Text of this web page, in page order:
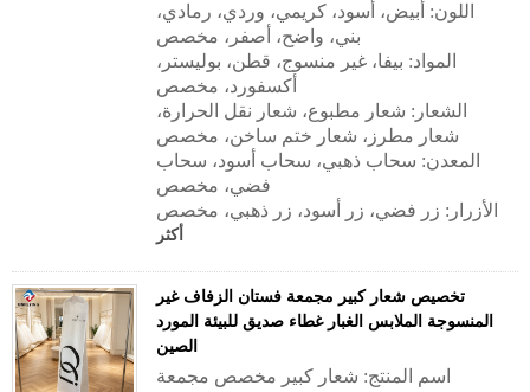
اللون: أبيض، أسود، كريمي، وردي، رمادي،
بني، واضح، أصفر، مخصص
المواد: بيفا، غير منسوج، قطن، بوليستر،
أكسفورد، مخصص
الشعار: شعار مطبوع، شعار نقل الحرارة،
شعار مطرز، شعار ختم ساخن، مخصص
المعدن: سحاب ذهبي، سحاب أسود، سحاب
فضي، مخصص
الأزرار: زر فضي، زر أسود، زر ذهبي، مخصص
أكثر
تخصيص شعار كبير مجمعة فستان الزفاف غير
المنسوجة الملابس الغبار غطاء صديق للبيئة المورد
الصين
اسم المنتج: شعار كبير مخصص مجمعة